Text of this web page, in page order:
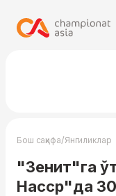
Бош саҳифа/Янгиликлар
"Зенит"га
Насср"да